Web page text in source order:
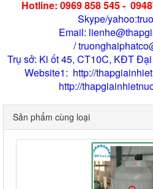
Hotline: 0969 858 545 -
Skype/
Email:
/
Trụ sở: Ki ốt 45, CT10C, KĐT
Website1: http://
http://
Sản phẩm cùng loại